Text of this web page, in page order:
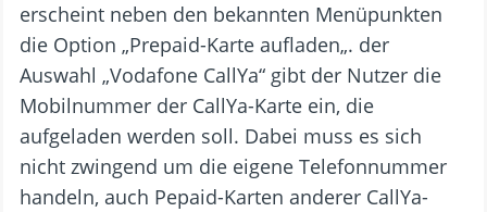
erscheint neben den bekannten Menüpunkten
die Option „Prepaid-Karte aufladen„. der
Auswahl „Vodafone CallYa“ gibt der Nutzer die
Mobilnummer der CallYa-Karte ein, die
aufgeladen werden soll. Dabei muss es sich
nicht zwingend um die eigene Telefonnummer
handeln, auch Pepaid-Karten anderer CallYa-